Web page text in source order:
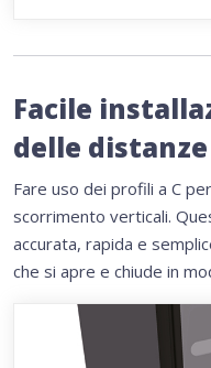
Facile
delle distanze
Fare uso dei profili a C
scorrimento verticali.
accurata, rapida e
che si apre e chiude in